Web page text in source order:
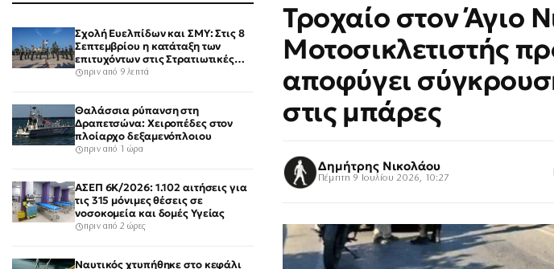
Σχολή Ευελπίδων και ΣΜΥ: Στις 8
Σεπτεμβρίου η κατάταξη των
επιτυχόντων στις Στρατιωτικές
Σχολές
πριν από 9 λεπτά
Θαλάσσια ρύπανση στη
Δραπετσώνα: Χειροπέδες στον
πλοίαρχο δεξαμενόπλοιου
πριν από 1 ώρα
ΑΣΕΠ 6Κ/2026: 1.102 αιτήσεις για
τις 315 μόνιμες θέσεις σε
νοσοκομεία και δομές Υγείας
πριν από 2 ώρες
Ναυτικός χτυπήθηκε στο κεφάλι
Τροχαίο στον Άγιο
Μοτοσικλετιστής
αποφύγει
στις μπάρες
Δημήτρης Νικολάου
Πέμπτη 9 Ιουλίου 2026, 10:27